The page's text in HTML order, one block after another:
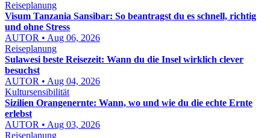
Reiseplanung
Visum Tanzania Sansibar: So beantragst du es schnell, richtig
und ohne Stress
AUTOR • Aug 06, 2026
Reiseplanung
Sulawesi beste Reisezeit: Wann du die Insel wirklich clever
besuchst
AUTOR • Aug 04, 2026
Kultursensibilität
Sizilien Orangenernte: Wann, wo und wie du die echte Ernte
erlebst
AUTOR • Aug 03, 2026
Reiseplanung